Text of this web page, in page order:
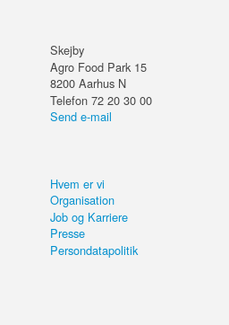
Skejby
Agro Food Park 15
8200 Aarhus N
Telefon 72 20 30 00
Send e-mail
Hvem er vi
Organisation
Job og Karriere
Presse
Persondatapolitik